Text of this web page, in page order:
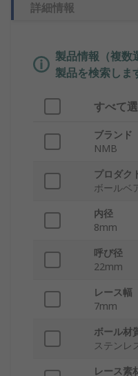
詳細情報
製品情報（複数
製品を検索しま
すべて
ブランド
NMB
プロダク
ボールベ
内径
8mm
呼び径
22mm
レース幅
7mm
ボール材
ステンレ
レース素